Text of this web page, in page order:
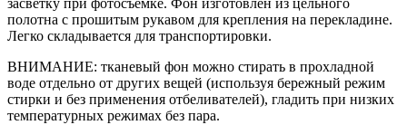
засветку при фотосъемке. Фон изготовлен из цельного
полотна с прошитым рукавом для крепления на перекладине.
Легко складывается для транспортировки.
ВНИМАНИЕ: тканевый фон можно стирать в прохладной
воде отдельно от других вещей (используя бережный режим
стирки и без применения отбеливателей), гладить при низких
температурных режимах без пара.